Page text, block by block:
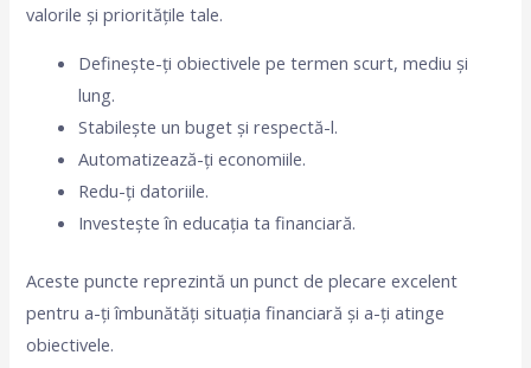
valorile și prioritățile tale.
Definește-ți obiectivele pe termen scurt, mediu și
lung.
Stabilește un buget și respectă-l.
Automatizează-ți economiile.
Redu-ți datoriile.
Investește în educația ta financiară.
Aceste puncte reprezintă un punct de plecare excelent
pentru a-ți îmbunătăți situația financiară și a-ți atinge
obiectivele.